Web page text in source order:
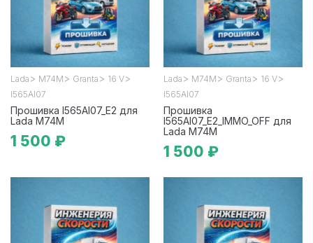
Lada > М74М > Granta > 16 V>
I565AI07
Прошивка I565AI07_E2 для
Lada М74М
1 500 ₽
Lada > М74М > Granta > 16 V>
I565AI07
Прошивка
I565AI07_E2_IMMO_OFF для
Lada М74М
1 500 ₽